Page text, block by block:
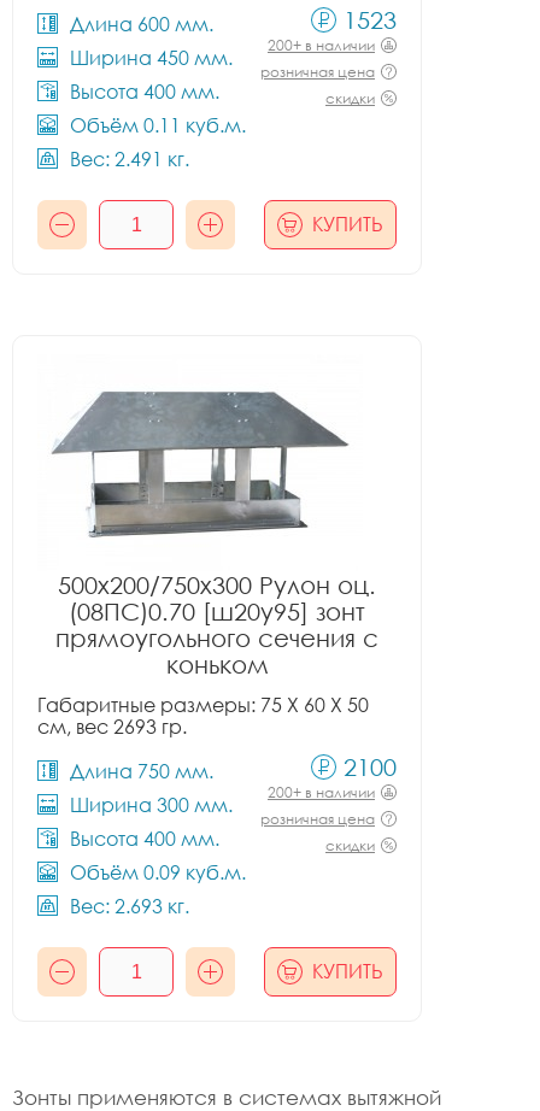
Длина 600 мм.
Ширина 450 мм.
Высота 400 мм.
Объём 0.11 куб.м.
Вес: 2.491 кг.
1523
200+ в наличии
розничная цена
скидки
КУПИТЬ
500x200/750x300 Рулон оц.
(08ПС)0.70 [ш20у95] зонт
прямоугольного сечения с
коньком
Габаритные размеры: 75 X 60 X 50
см, вес 2693 гр.
Длина 750 мм.
Ширина 300 мм.
Высота 400 мм.
Объём 0.09 куб.м.
Вес: 2.693 кг.
2100
200+ в наличии
розничная цена
скидки
КУПИТЬ
Зонты применяются в системах вытяжной